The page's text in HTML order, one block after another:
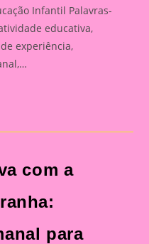
Infantil Palavras-
educativa,
experiência,
com a
para